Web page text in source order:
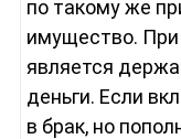
по такому же
имущество. При
является
деньги. Если
в брак, но